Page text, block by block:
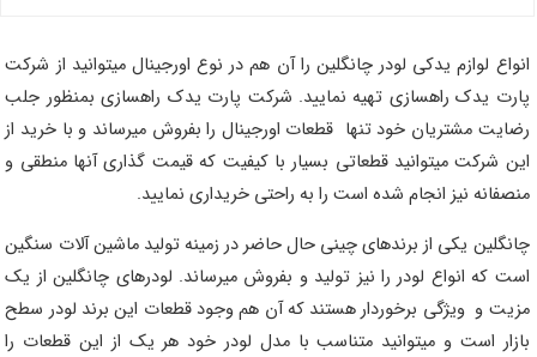
انواع لوازم یدکی لودر چانگلین را آن هم در نوع اورجینال میتوانید از شرکت
پارت یدک راهسازی تهیه نمایید. شرکت پارت یدک راهسازی بمنظور جلب
رضایت مشتریان خود تنها قطعات اورجینال را بفروش میرساند و با خرید از
این شرکت میتوانید قطعاتی بسیار با کیفیت که قیمت گذاری آنها منطقی و
منصفانه نیز انجام شده است را به راحتی خریداری نمایید.
چانگلین یکی از برندهای چینی حال حاضر در زمینه تولید ماشین آلات سنگین
است که انواع لودر را نیز تولید و بفروش میرساند. لودرهای چانگلین از یک
مزیت و ویژگی برخوردار هستند که آن هم وجود قطعات این برند لودر سطح
بازار است و میتوانید متناسب با مدل لودر خود هر یک از این قطعات را